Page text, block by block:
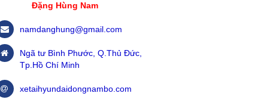
Đặng Hùng Nam
namdanghung@gmail.com
Ngã tư Bình Phước, Q.Thủ Đức,
Tp.Hồ Chí Minh
xetaihyundaidongnambo.com